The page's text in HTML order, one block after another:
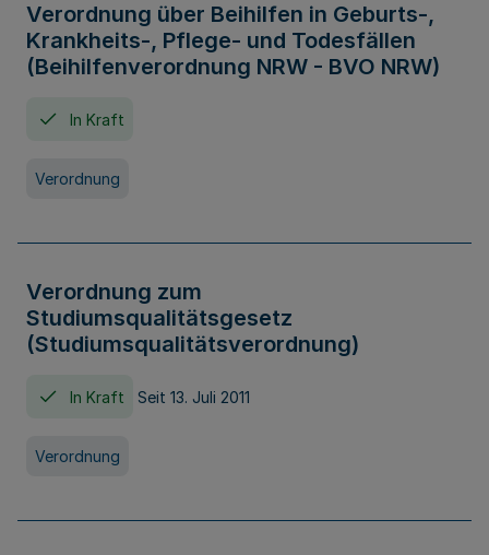
Verordnung über Beihilfen in Geburts-,
Krankheits-, Pflege- und Todesfällen
(Beihilfenverordnung NRW - BVO NRW)
In Kraft
Verordnung
Verordnung zum
Studiumsqualitätsgesetz
(Studiumsqualitätsverordnung)
In Kraft Seit 13. Juli 2011
Verordnung